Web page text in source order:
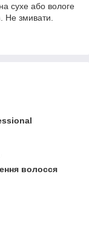
сухе або вологе
Не змивати.
волосся